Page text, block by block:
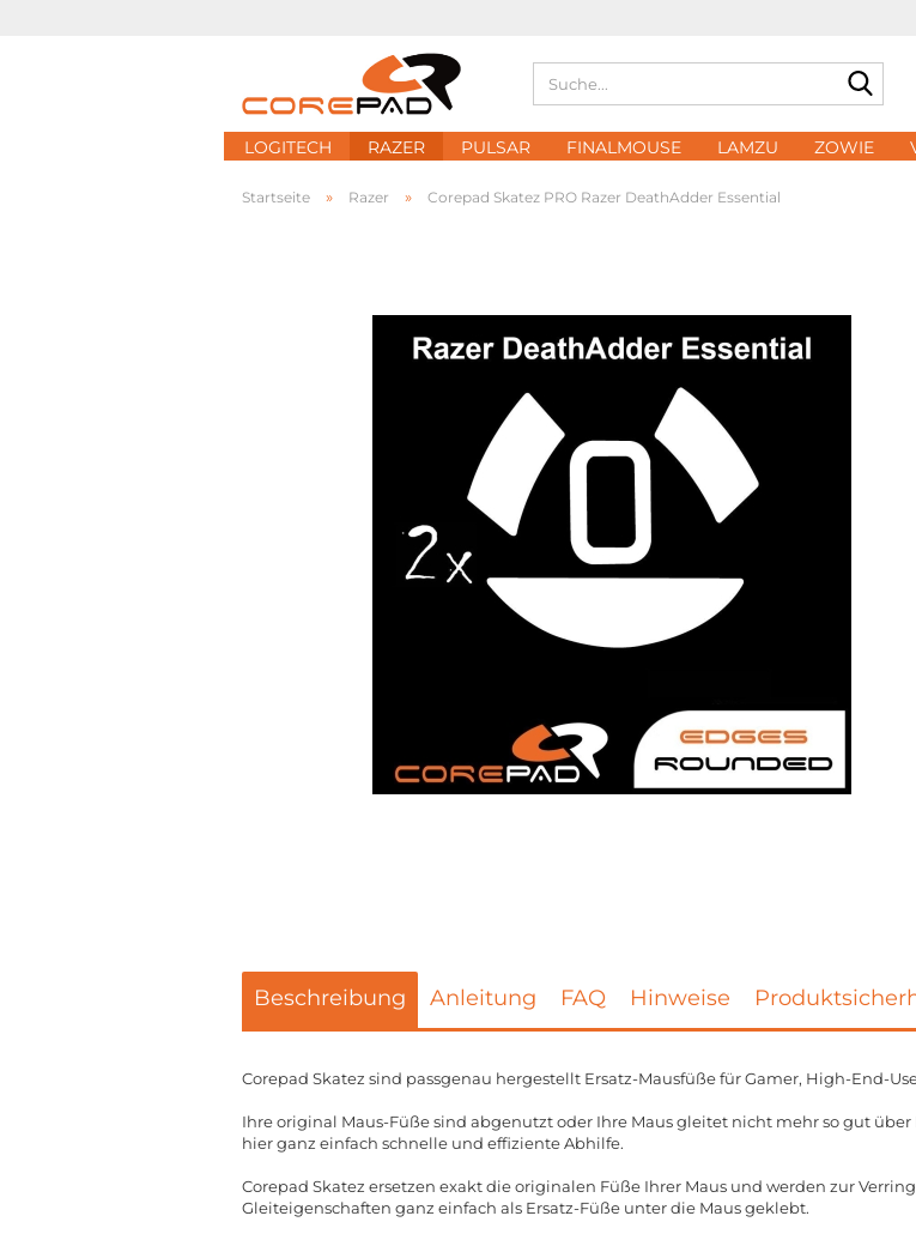
LOGITECH RAZER PULSAR FINALMOUSE LAMZU ZOWIE
Startseite » Razer » Corepad Skatez PRO Razer DeathAdder Essential
Beschreibung Anleitung FAQ Hinweise
Corepad Skatez sind passgenau hergestellt Ersatz-Mausfüße für Gamer, High-End-
Ihre original Maus-Füße sind abgenutzt oder Ihre Maus gleitet nicht mehr so gut über
hier ganz einfach schnelle und effiziente Abhilfe.
Corepad Skatez ersetzen exakt die originalen Füße Ihrer Maus und werden zur
Gleiteigenschaften ganz einfach als Ersatz-Füße unter die Maus geklebt.